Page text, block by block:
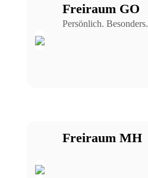
Freiraum GO
Persönlich. Besonders.
Freiraum MH